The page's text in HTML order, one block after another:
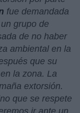
fue demandada
grupo de
de no haber
ambiental en la
que su
la zona. La
extorsión.
que se respete
ir ante un